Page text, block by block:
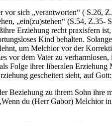
vor sich „verantworten“ ( S.26,
„ein(zu)stehen“ (S.54, Z.35-
Erziehung recht praxisfern
Kind behalten.
um Melchior vor der
vor dem Vater zu
Folge ihrer liberalen
gescheitert sieht, auf
Beziehung zu ihrem Sohn ihre
du (Herr Gabor) Melchior